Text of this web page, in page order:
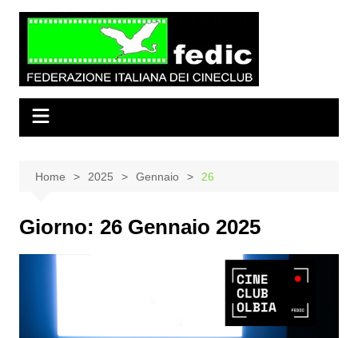
Salta
Home 2025 Gennaio 26
Giorno: 26 Gennaio 2025